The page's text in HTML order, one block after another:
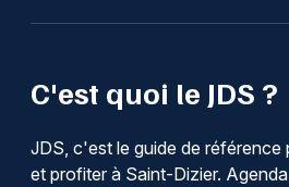
C'est quoi le JDS ?
JDS, c'est le guide de référence
et profiter à Saint-Dizier.